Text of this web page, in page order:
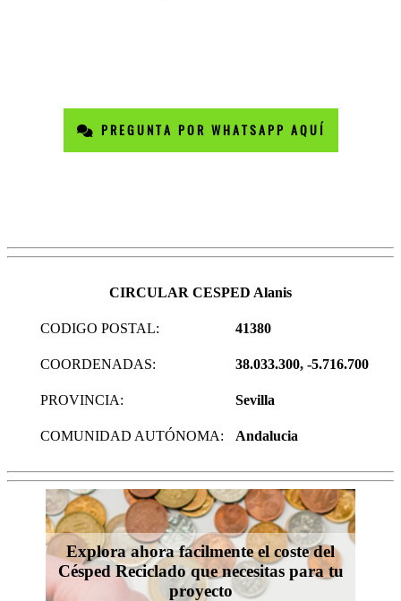
PREGUNTA POR WHATSAPP AQUÍ
CIRCULAR CESPED Alanis
CODIGO POSTAL: 41380
COORDENADAS: 38.033.300, -5.716.700
PROVINCIA: Sevilla
COMUNIDAD AUTÓNOMA: Andalucia
Explora ahora facilmente el coste del
Césped Reciclado que necesitas para tu
proyecto